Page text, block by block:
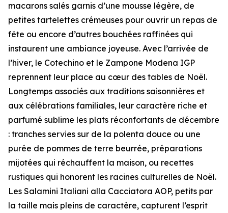
macarons salés garnis d’une mousse légère, de
petites tartelettes crémeuses pour ouvrir un repas de
fête ou encore d’autres bouchées raffinées qui
instaurent une ambiance joyeuse. Avec l’arrivée de
l’hiver, le Cotechino et le Zampone Modena IGP
reprennent leur place au cœur des tables de Noël.
Longtemps associés aux traditions saisonnières et
aux célébrations familiales, leur caractère riche et
parfumé sublime les plats réconfortants de décembre
: tranches servies sur de la polenta douce ou une
purée de pommes de terre beurrée, préparations
mijotées qui réchauffent la maison, ou recettes
rustiques qui honorent les racines culturelles de Noël.
Les Salamini Italiani alla Cacciatora AOP, petits par
la taille mais pleins de caractère, capturent l’esprit